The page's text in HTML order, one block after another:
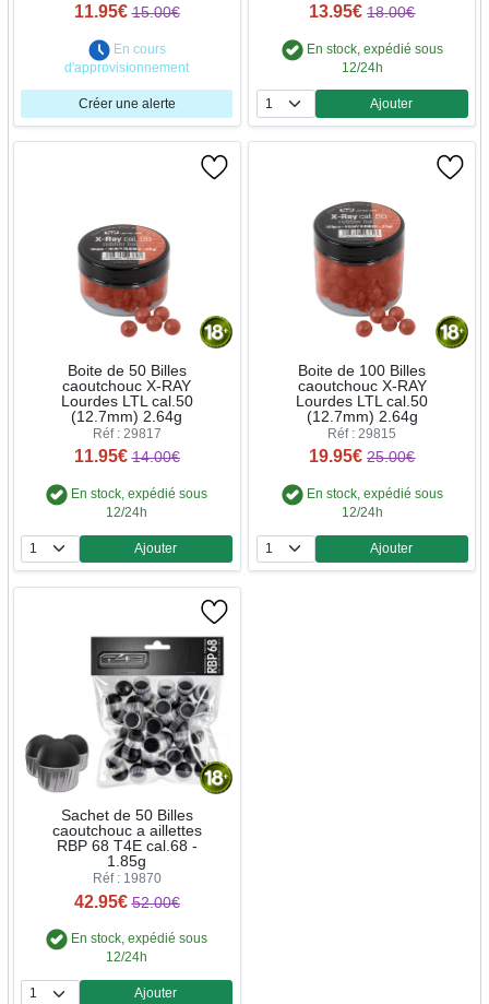
11.95€ 15.00€
En cours
d'approvisionnement
Créer une alerte
13.95€ 18.00€
En stock, expédié sous
12/24h
Quantité
Ajouter
Boite de 50 Billes
caoutchouc X-RAY
Lourdes LTL cal.50
(12.7mm) 2.64g
Réf : 29817
11.95€ 14.00€
En stock, expédié sous
12/24h
Quantité
Ajouter
Boite de 100 Billes
caoutchouc X-RAY
Lourdes LTL cal.50
(12.7mm) 2.64g
Réf : 29815
19.95€ 25.00€
En stock, expédié sous
12/24h
Quantité
Ajouter
Sachet de 50 Billes
caoutchouc a aillettes
RBP 68 T4E cal.68 -
1.85g
Réf : 19870
42.95€ 52.00€
En stock, expédié sous
12/24h
Ajouter